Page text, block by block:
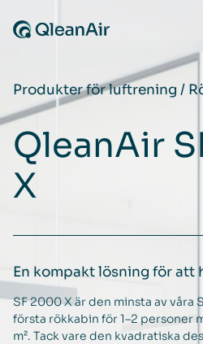
Produkter för luftrening /
QleanAir
X
En kompakt lösning för att
SF 2000 X är den minsta av våra
första rökkabin för 1–2 personer
m². Tack vare den kvadratiska